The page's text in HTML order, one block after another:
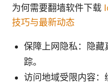
为何需要翻墙软件下载
技巧与最新动态
保障上网隐私：隐藏
踪。
访问地域受限内容